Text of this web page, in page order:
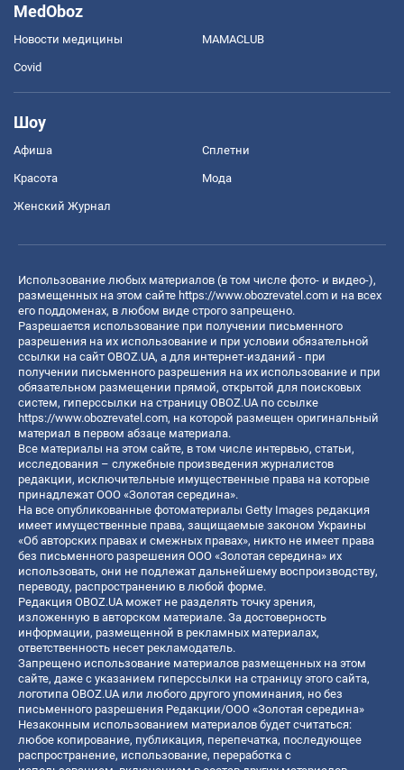
MedOboz
Новости медицины MAMACLUB
Covid
Шоу
Афиша Сплетни
Красота Мода
Женский Журнал
Использование любых материалов (в том числе фото- и видео-),
размещенных на этом сайте https://www.obozrevatel.com и на всех
его поддоменах, в любом виде строго запрещено.
Разрешается использование при получении письменного
разрешения на их использование и при условии обязательной
ссылки на сайт OBOZ.UA, а для интернет-изданий - при
получении письменного разрешения на их использование и при
обязательном размещении прямой, открытой для поисковых
систем, гиперссылки на страницу OBOZ.UA по ссылке
https://www.obozrevatel.com, на которой размещен оригинальный
материал в первом абзаце материала.
Все материалы на этом сайте, в том числе интервью, статьи,
исследования – служебные произведения журналистов
редакции, исключительные имущественные права на которые
принадлежат ООО «Золотая середина».
На все опубликованные фотоматериалы Getty Images редакция
имеет имущественные права, защищаемые законом Украины
«Об авторских правах и смежных правах», никто не имеет права
без письменного разрешения ООО «Золотая середина» их
использовать, они не подлежат дальнейшему воспроизводству,
переводу, распространению в любой форме.
Редакция OBOZ.UA может не разделять точку зрения,
изложенную в авторском материале. За достоверность
информации, размещенной в рекламных материалах,
ответственность несет рекламодатель.
Запрещено использование материалов размещенных на этом
сайте, даже с указанием гиперссылки на страницу этого сайта,
логотипа OBOZ.UA или любого другого упоминания, но без
письменного разрешения Редакции/ООО «Золотая середина»
Незаконным использованием материалов будет считаться:
любое копирование, публикация, перепечатка, последующее
распространение, использование, переработка с